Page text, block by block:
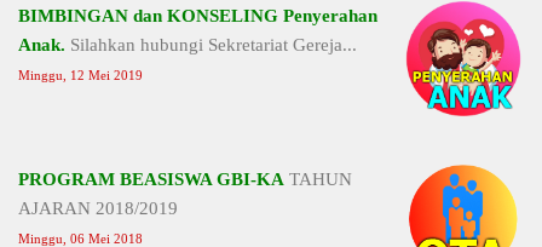
BIMBINGAN dan KONSELING Penyerahan
Anak. Silahkan hubungi Sekretariat Gereja...
Minggu, 12 Mei 2019
PROGRAM BEASISWA GBI-KA TAHUN
AJARAN 2018/2019
Minggu, 06 Mei 2018